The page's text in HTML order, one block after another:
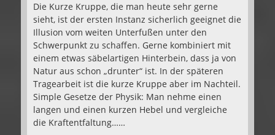
Die Kurze Kruppe, die man heute sehr gerne
sieht, ist der ersten Instanz sicherlich geeignet die
Illusion vom weiten Unterfußen unter den
Schwerpunkt zu schaffen. Gerne kombiniert mit
einem etwas säbelartigen Hinterbein, dass ja von
Natur aus schon „drunter“ ist. In der späteren
Tragearbeit ist die kurze Kruppe aber im Nachteil.
Simple Gesetze der Physik: Man nehme einen
langen und einen kurzen Hebel und vergleiche
die Kraftentfaltung……